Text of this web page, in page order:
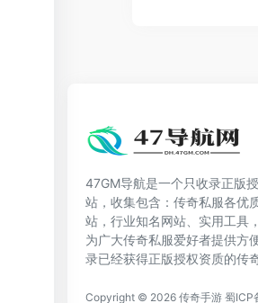
47GM导航是一个只收录正版
站，收集包含：传奇私服各优
站，行业知名网站、实用工具
为广大传奇私服爱好者提供方
录已经获得正版授权资质的传
Copyright © 2026 传奇手游 蜀